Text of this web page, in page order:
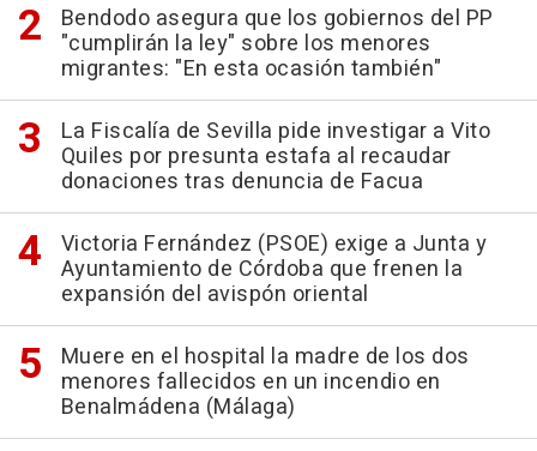
Bendodo asegura que los gobiernos del PP
"cumplirán la ley" sobre los menores
migrantes: "En esta ocasión también"
La Fiscalía de Sevilla pide investigar a Vito
Quiles por presunta estafa al recaudar
donaciones tras denuncia de Facua
Victoria Fernández (PSOE) exige a Junta y
Ayuntamiento de Córdoba que frenen la
expansión del avispón oriental
Muere en el hospital la madre de los dos
menores fallecidos en un incendio en
Benalmádena (Málaga)